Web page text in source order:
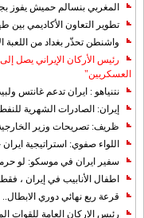
المغربي بنسالم حميش يفوز
تطوير التعاون الأكاديمي
واشنطن تحذّر بغداد من اللعبة
رئيس الأركان الإيراني يصل
العسكريين"
نتنياهو : ايران تدعم غانتس
إيران: الصادرات الشهریة للنفط والمكثفات
ظريف: تصريحات وزير الخارجية
اللواء صفوي: استراتيجية
سفير ايران في موسكو: لو حرمت
اطفال الأنابيب في إيران ،
قرعة ربع نهائي دوري
رئيس الاركان العامة للقوات